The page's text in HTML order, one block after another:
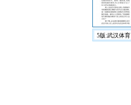
5版:武汉体育